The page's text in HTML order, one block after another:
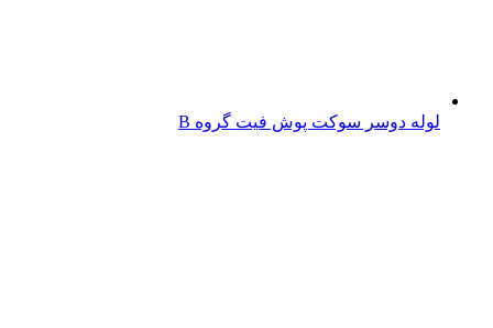
لوله دوسر سوکت پوش فیت گروه B